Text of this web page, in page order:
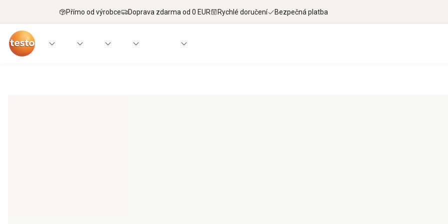
Přímo od výrobce Doprava zdarma od 0 EUR Rychlé doručení Bezpečná platba